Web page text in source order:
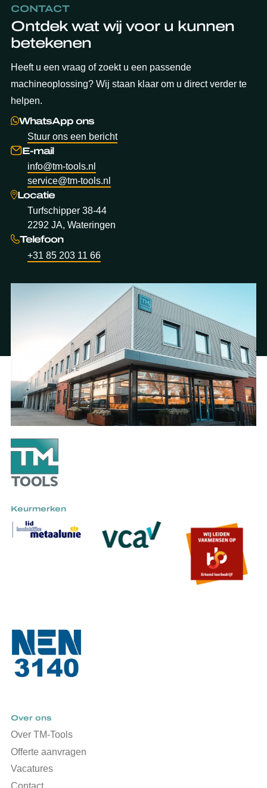
CONTACT
Ontdek wat wij voor u kunnen
betekenen
Heeft u een vraag of zoekt u een passende
machineoplossing? Wij staan klaar om u direct verder te
helpen.
WhatsApp ons
Stuur ons een bericht
E-mail
info@tm-tools.nl
service@tm-tools.nl
Locatie
Turfschipper 38-44
2292 JA, Wateringen
Telefoon
+31 85 203 11 66
Keurmerken
Over ons
Over TM-Tools
Offerte aanvragen
Vacatures
Contact